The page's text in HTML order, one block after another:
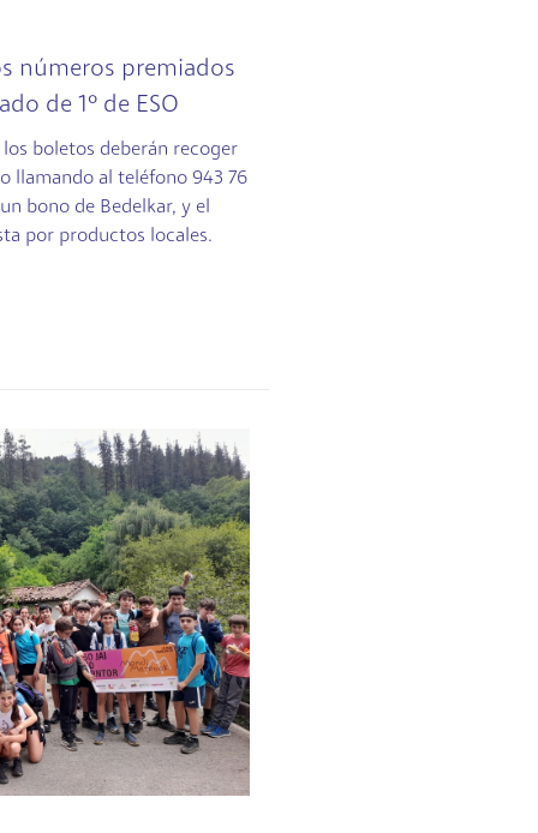
números premiados
de 1º de ESO
boletos deberán recoger
llamando al teléfono 943 76
bono de Bedelkar, y el
por productos locales.